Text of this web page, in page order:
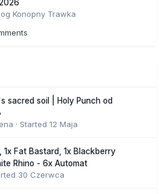
Konopny Trawka
sacred soil | Holy Punch od
· Started 12 Maja
1x Fat Bastard, 1x Blackberry
Rhino - 6x Automat
30 Czerwca